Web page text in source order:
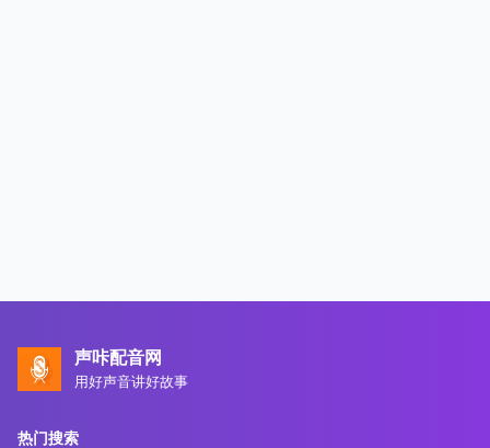
声咔配音网
用好声音讲好故事
热门搜索